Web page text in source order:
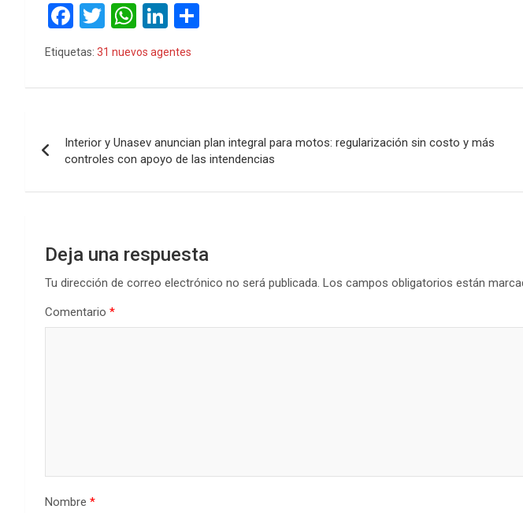
F
a
b
o
k
T
wi
er
W
at
s
p
p
Li
n
dI p
tir
Etiquetas: 31 nuevos agentes
de
entradas
Interior y Unasev anuncian plan integral para motos: regularización sin costo y más
controles con apoyo de las intendencias
Deja una respuesta
Tu dirección de correo electrónico no será publicada. Los campos obligatorios están
Comentario *
Nombre *